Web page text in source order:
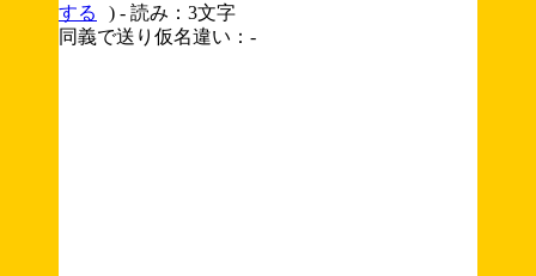
する
) - 読み：3文字
同義で送り仮名違い：-